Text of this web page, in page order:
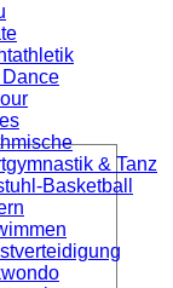
öffnen
Dance
& Tanz
Basketball